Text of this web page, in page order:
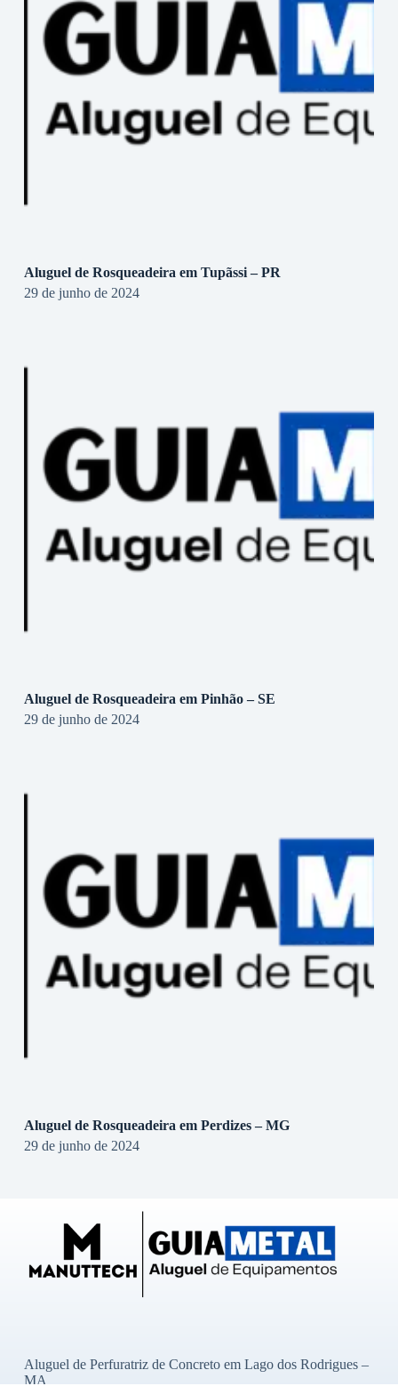
Aluguel de Rosqueadeira em Tupãssi – PR
29 de junho de 2024
Aluguel de Rosqueadeira em Pinhão – SE
29 de junho de 2024
Aluguel de Rosqueadeira em Perdizes – MG
29 de junho de 2024
Aluguel de Perfuratriz de Concreto em Lago dos Rodrigues –
MA